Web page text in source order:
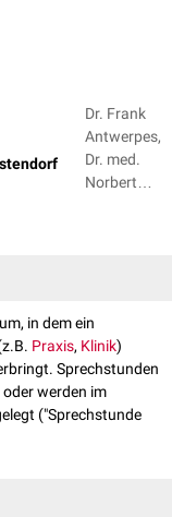
Dr. Frank
Antwerpes,
Dr. med.
Norbert
in dem ein
Praxis, Klinik)
Sprechstunden
werden im
("Sprechstunde